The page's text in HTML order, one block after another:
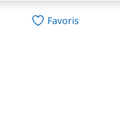
Favoris